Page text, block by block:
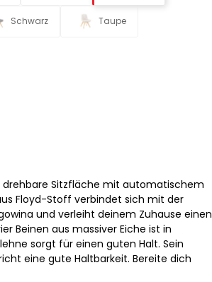
Schwarz Taupe
drehbare Sitzfläche mit automatischem
Floyd-Stoff verbindet sich mit der
und verleiht deinem Zuhause einen
Beinen aus massiver Eiche ist in
sorgt für einen guten Halt. Sein
eine gute Haltbarkeit. Bereite dich